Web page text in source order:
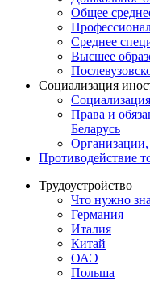
Общее
Среднее
Высшее
Социализация
Права и
Беларусь
Противодействие
Трудоустройство
Что нужно
Германия
Италия
Китай
ОАЭ
Польша